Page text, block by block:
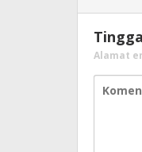
Alamat